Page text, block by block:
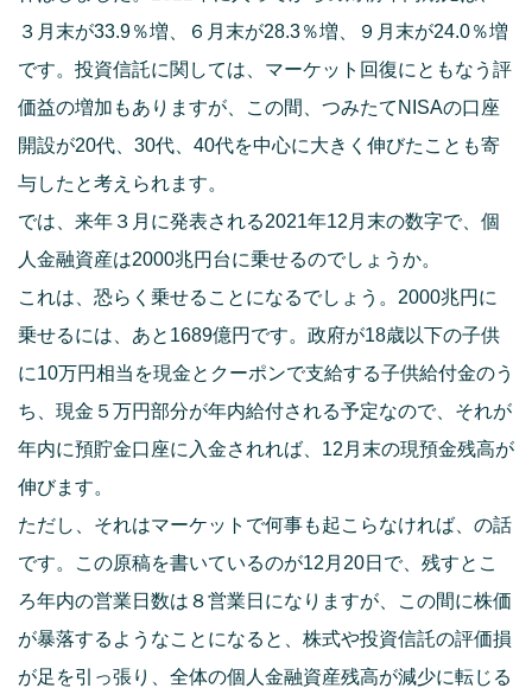
３月末が33.9％増、６月末が28.3％増、９月末が24.0％増
です。投資信託に関しては、マーケット回復にともなう評
価益の増加もありますが、この間、つみたてNISAの口座
開設が20代、30代、40代を中心に大きく伸びたことも寄
与したと考えられます。
では、来年３月に発表される2021年12月末の数字で、個
人金融資産は2000兆円台に乗せるのでしょうか。
これは、恐らく乗せることになるでしょう。2000兆円に
乗せるには、あと1689億円です。政府が18歳以下の子供
に10万円相当を現金とクーポンで支給する子供給付金のう
ち、現金５万円部分が年内給付される予定なので、それが
年内に預貯金口座に入金されれば、12月末の現預金残高が
伸びます。
ただし、それはマーケットで何事も起こらなければ、の話
です。この原稿を書いているのが12月20日で、残すとこ
ろ年内の営業日数は８営業日になりますが、この間に株価
が暴落するようなことになると、株式や投資信託の評価損
が足を引っ張り、全体の個人金融資産残高が減少に転じる